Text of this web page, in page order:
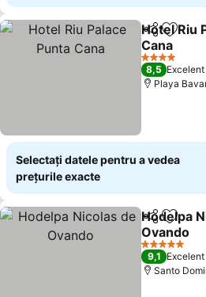
Distribuiți
Hotel Riu
Cana
Vedeți
4 Stele
8,5 Excelent
Playa
Selectați datele pentru a vedea
prețurile exacte
Distribuiți
Hodelpa
Ovando
Vedeți
5 Stele
9,1 Excelent
Santo